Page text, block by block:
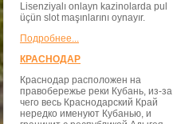
Lisenziyalı onlayn kazinolarda pul
üçün slot maşınlarını oynayır.
Подробнее...
КРАСНОДАР
Краснодар расположен на
правобережье реки Кубань, из-за
чего весь Краснодарский Край
нередко именуют Кубанью, и